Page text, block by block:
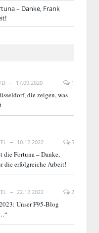
– Danke, Frank
17.09.2020 1
die zeigen, was
10.12.2022 5
die Fortuna – Danke,
die erfolgreiche Arbeit!
22.12.2022 2
Unser F95-Blog